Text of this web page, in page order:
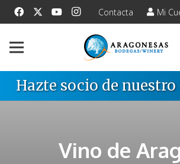
Contacta Mi
Hazte socio de
Vino de